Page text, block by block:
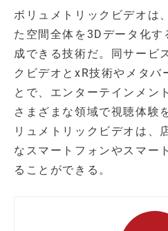
ボリュメトリックビデオは
た空間全体を3Dデータ化
成できる技術だ。同サービ
クビデオとxR技術やメタバ
とで、エンターテインメン
さまざまな領域で視聴体験
リュメトリックビデオは、
なスマートフォンやスマー
ることができる。